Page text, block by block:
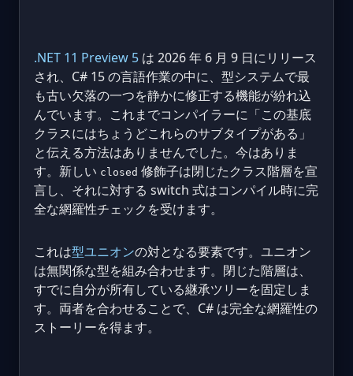
.NET 11 Preview 5 は 2026 年 6 月 9 日にリリース
され、C# 15 の言語作業の中に、型システムで最
も古い欠落の一つを静かに修正する機能が紛れ込
んでいます。これまでコンパイラーに「この基底
クラスにはちょうどこれらのサブタイプがある」
と伝える方法はありませんでした。今はありま
す。新しい closed 修飾子は閉じたクラス階層を宣
言し、それに対する switch 式はコンパイル時に完
全な網羅性チェックを受けます。
これは型ユニオンの対となる要素です。ユニオン
は無関係な型を組み合わせます。閉じた階層は、
すでに自分が所有している継承ツリーを固定しま
す。両者を合わせることで、C# は完全な網羅性の
ストーリーを得ます。